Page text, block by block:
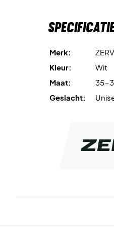
Merk:
ZERV
Kleur:
Wit
Maat:
35-
Geslacht: